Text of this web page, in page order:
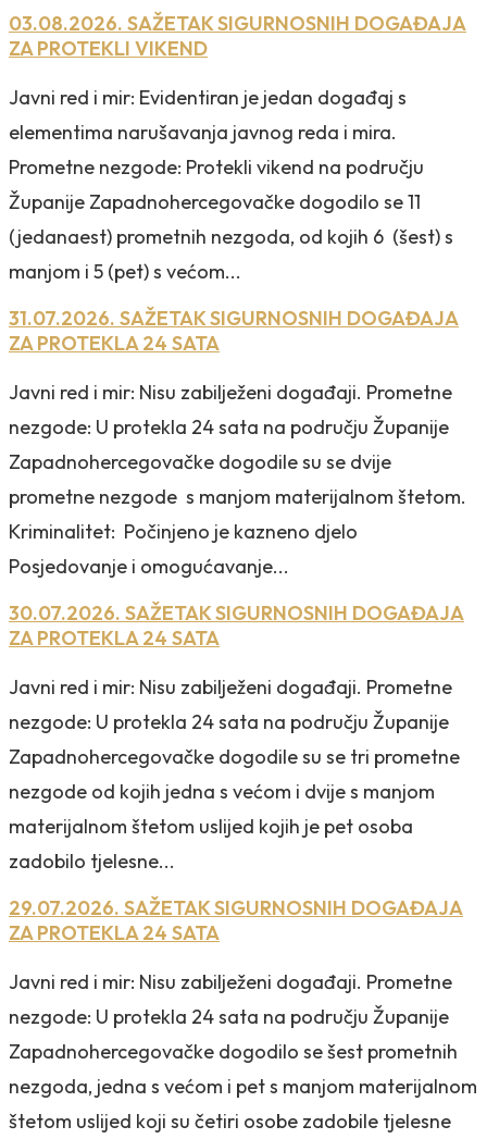
03.08.2026. SAŽETAK SIGURNOSNIH DOGAĐAJA
ZA PROTEKLI VIKEND
Javni red i mir: Evidentiran je jedan događaj s
elementima narušavanja javnog reda i mira.
Prometne nezgode: Protekli vikend na području
Županije Zapadnohercegovačke dogodilo se 11
(jedanaest) prometnih nezgoda, od kojih 6 (šest) s
manjom i 5 (pet) s većom...
31.07.2026. SAŽETAK SIGURNOSNIH DOGAĐAJA
ZA PROTEKLA 24 SATA
Javni red i mir: Nisu zabilježeni događaji. Prometne
nezgode: U protekla 24 sata na području Županije
Zapadnohercegovačke dogodile su se dvije
prometne nezgode s manjom materijalnom štetom.
Kriminalitet: Počinjeno je kazneno djelo
Posjedovanje i omogućavanje...
30.07.2026. SAŽETAK SIGURNOSNIH DOGAĐAJA
ZA PROTEKLA 24 SATA
Javni red i mir: Nisu zabilježeni događaji. Prometne
nezgode: U protekla 24 sata na području Županije
Zapadnohercegovačke dogodile su se tri prometne
nezgode od kojih jedna s većom i dvije s manjom
materijalnom štetom uslijed kojih je pet osoba
zadobilo tjelesne...
29.07.2026. SAŽETAK SIGURNOSNIH DOGAĐAJA
ZA PROTEKLA 24 SATA
Javni red i mir: Nisu zabilježeni događaji. Prometne
nezgode: U protekla 24 sata na području Županije
Zapadnohercegovačke dogodilo se šest prometnih
nezgoda, jedna s većom i pet s manjom materijalnom
štetom uslijed koji su četiri osobe zadobile tjelesne